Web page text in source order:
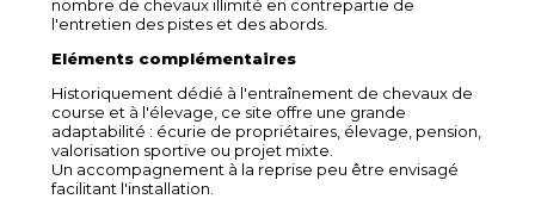
nombre de chevaux illimité en contrepartie de
l'entretien des pistes et des abords.
Eléments complémentaires
Historiquement dédié à l'entraînement de chevaux de
course et à l'élevage, ce site offre une grande
adaptabilité : écurie de propriétaires, élevage, pension,
valorisation sportive ou projet mixte.
Un accompagnement à la reprise peu être envisagé
facilitant l'installation.